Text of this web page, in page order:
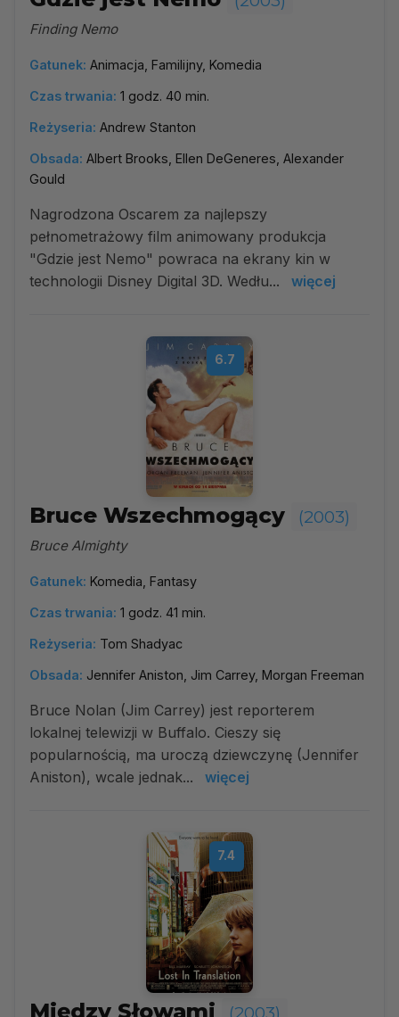
Finding Nemo
Gatunek: Animacja, Familijny, Komedia
Czas trwania: 1 godz. 40 min.
Reżyseria: Andrew Stanton
Obsada: Albert Brooks, Ellen DeGeneres, Alexander
Gould
Nagrodzona Oscarem za najlepszy
pełnometrażowy film animowany produkcja
"Gdzie jest Nemo" powraca na ekrany kin w
technologii Disney Digital 3D. Wedłu...
więcej
6.7
Bruce Wszechmogący (2003)
Bruce Almighty
Gatunek: Komedia, Fantasy
Czas trwania: 1 godz. 41 min.
Reżyseria: Tom Shadyac
Obsada: Jennifer Aniston, Jim Carrey, Morgan Freeman
Bruce Nolan (Jim Carrey) jest reporterem
lokalnej telewizji w Buffalo. Cieszy się
popularnością, ma uroczą dziewczynę (Jennifer
Aniston), wcale jednak...
więcej
7.4
Między Słowami (2003)